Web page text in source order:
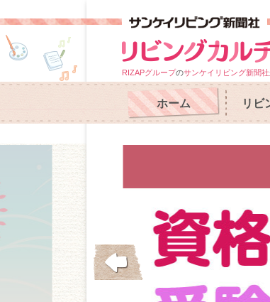
RIZAPグループのサンケイリビング新聞社
ホーム リビ